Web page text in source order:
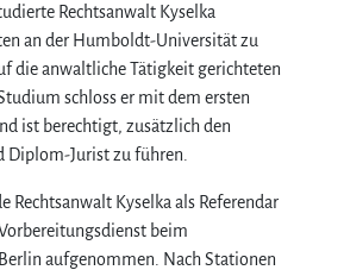
Rechtsanwalt Kyselka
an der Humboldt-Universität zu
die anwaltliche Tätigkeit gerichteten
schloss er mit dem ersten
ist berechtigt, zusätzlich den
Diplom-Jurist zu führen.
Rechtsanwalt Kyselka als Referendar
beim
aufgenommen. Nach Stationen